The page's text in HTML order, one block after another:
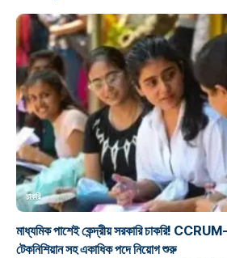
চাকরি
মাধ্যমিক পাশেই কেন্দ্রীয় সরকারি চাকরি!
টেকনিশিয়ান সহ একাধিক পদে নিয়োগ শুরু